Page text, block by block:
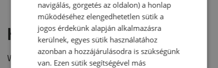
Hozzászólás írása
Vélemény írásához, kérjük, jelentkezz be!
navigálás, görgetés az oldalon) a honlap
működéséhez elengedhetetlen sütik a
jogos érdekünk alapján alkalmazásra
kerülnek, egyes sütik használatához
azonban a hozzájárulásodra is szükségünk
van. Ezen sütik segítségével más